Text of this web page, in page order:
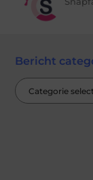
Bericht